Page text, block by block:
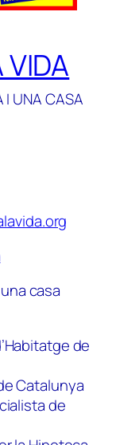
VIDA
I UNA CASA
casa
de
Catalunya
de